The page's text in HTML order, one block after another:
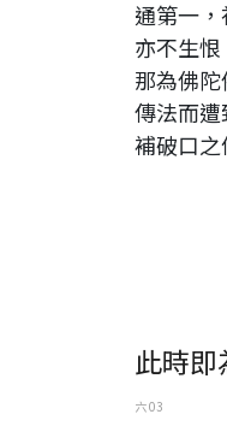
通第一
亦不生
那為佛
傳法而
補破口之
此時
六 03